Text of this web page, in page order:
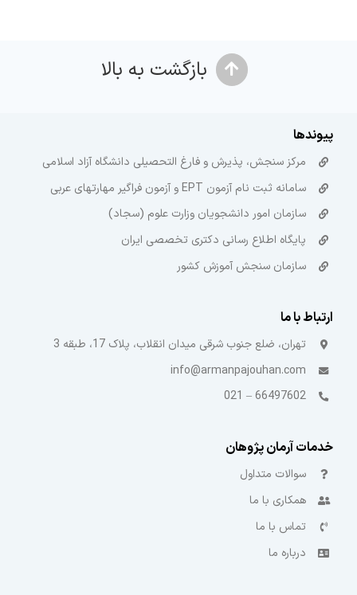
بازگشت به بالا
پیوندها
مرکز سنجش، پذیرش و فارغ التحصیلی دانشگاه آزاد اسلامی
سامانه ثبت نام آزمون EPT و آزمون فراگیر مهارتهای عربی
سازمان امور دانشجویان وزارت علوم (سجاد)
پایگاه اطلاع رسانی دکتری تخصصی ایران
سازمان سنجش آموزش کشور
ارتباط با ما
تهران، ضلع جنوب شرقی میدان انقلاب، پلاک 17، طبقه 3
info@armanpajouhan.com
66497602 – 021
خدمات آرمان پژوهان
سوالات متداول
همکاری با ما
تماس با ما
درباره ما